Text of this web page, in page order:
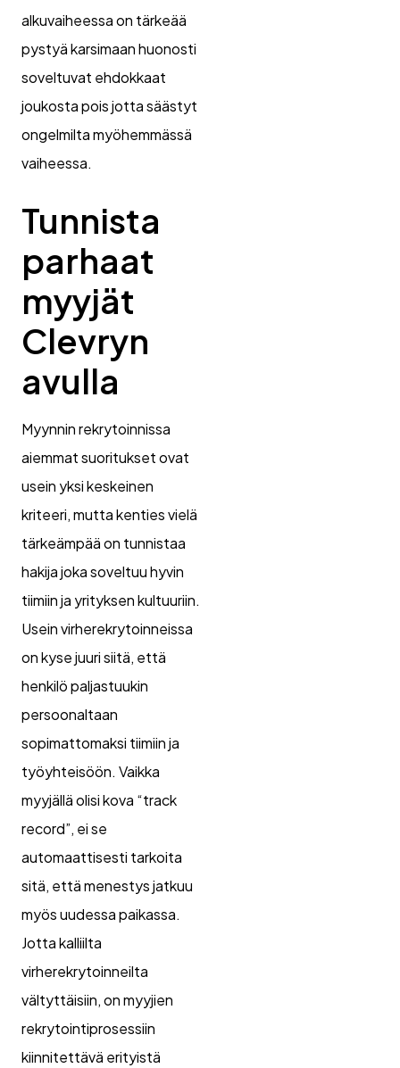
alkuvaiheessa on tärkeää
pystyä karsimaan huonosti
soveltuvat ehdokkaat
joukosta pois jotta säästyt
ongelmilta myöhemmässä
vaiheessa.
Tunnista
parhaat
myyjät
Clevryn
avulla
Myynnin rekrytoinnissa
aiemmat suoritukset ovat
usein yksi keskeinen
kriteeri, mutta kenties vielä
tärkeämpää on tunnistaa
hakija joka soveltuu hyvin
tiimiin ja yrityksen kultuuriin.
Usein virherekrytoinneissa
on kyse juuri siitä, että
henkilö paljastuukin
persoonaltaan
sopimattomaksi tiimiin ja
työyhteisöön. Vaikka
myyjällä olisi kova “track
record”, ei se
automaattisesti tarkoita
sitä, että menestys jatkuu
myös uudessa paikassa.
Jotta kalliilta
virherekrytoinneilta
vältyttäisiin, on myyjien
rekrytointiprosessiin
kiinnitettävä erityistä